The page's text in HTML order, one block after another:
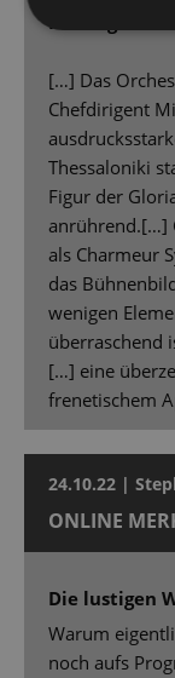
Hintergrund.
[…] Das
Chefdirigent
Thessaloniki
Figur der
anrührend.[…]
als Charmeur
das
wenigen
überraschend
[…] eine
frenetischem
24.10.22 |
ONLINE
Die lustigen
Warum
noch aufs